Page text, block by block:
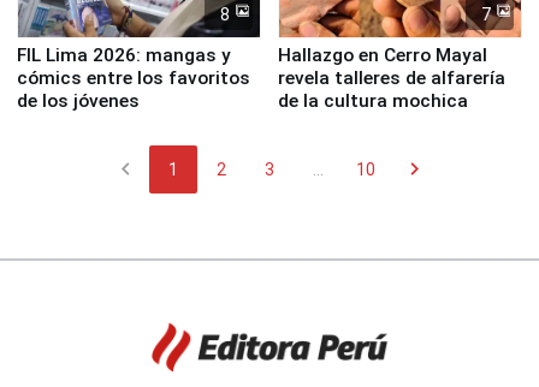
8
FIL Lima 2026: mangas y
cómics entre los favoritos
de los jóvenes
7
Hallazgo en Cerro Mayal
revela talleres de alfarería
de la cultura mochica
chevron_left 1 2 3 10 chevron_right